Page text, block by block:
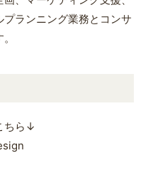
ランニング業務とコンサ
ちら↓